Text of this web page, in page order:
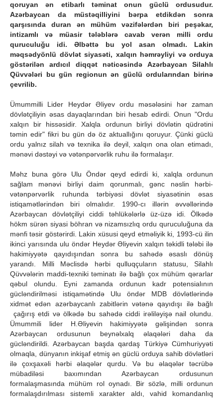
qoruyan ən etibarlı təminat onun güclü ordusudur.
Azərbaycan da müstəqilliyini bərpa etdikdən sonra
qarşısında duran ən mühüm vəzifələrdən biri peşəkar,
intizamlı və müasir tələblərə cavab verən milli ordu
quruculuğu idi. Əlbəttə bu yol asan olmadı. Lakin
məqsədyönlü dövlət siyasəti, xalqın həmrəyliyi və orduya
göstərilən ardıcıl diqqət nəticəsində Azərbaycan Silahlı
Qüvvələri bu gün regionun ən güclü ordularından birinə
çevrilib.
Ümummilli Lider Heydər Əliyev ordu məsələsini hər zaman
dövlətçiliyin əsas dayaqlarından biri hesab edirdi. Onun "Ordu
xalqın bir hissəsidir. Xalqla ordunun birliyi dövlətin qüdrətini
təmin edir" fikri bu gün də öz aktuallığını qoruyur. Çünki güclü
ordu yalnız silah və texnika ilə deyil, xalqın ona olan etimadı,
mənəvi dəstəyi və vətənpərvərlik ruhu ilə formalaşır.
Məhz buna görə Ulu Öndər qeyd edirdi ki, xalqla ordunun
sağlam mənəvi birliyi daim qorunmalı, gənc nəslin hərbi-
vətənpərvərlik ruhunda tərbiyəsi dövlət siyasətinin əsas
istiqamətlərindən biri olmalıdır. 1990-cı illərin əvvəllərində
Azərbaycan dövlətçiliyi ciddi təhlükələrlə üz-üzə idi. Ölkədə
hökm sürən siyasi böhran və nizamsızlıq ordu quruculuğuna da
mənfi təsir göstərirdi. Lakin xüsusi qeyd etməliyik ki, 1993-cü ilin
ikinci yarısında ulu öndər Heydər Əliyevin xalqın təkidli tələbi ilə
hakimiyyətə qayıdışından sonra bu sahədə əsaslı dönüş
yarandı. Milli Məclisdə hərbi qulluqçuların statusu, Silahlı
Qüvvələrin maddi-texniki təminatı ilə bağlı çox mühüm qərarlar
qəbul olundu. Eyni zamanda ordunun kadr potensialının
gücləndirilməsi istiqamətində Ulu öndər MDB dövlətlərində
xidmət edən azərbaycanlı zabitlərin vətənə qayıdışı ilə bağlı
çağırış etdi və ölkədə bu sahədə ciddi irəliləyişə nail olundu.
Ümummili lider H.Əliyevin hakimiyyətə gəlişindən sonra
Azərbaycan ordusunun beynəlxalq əlaqələri daha da
gücləndirildi. Azərbaycan başda qardaş Türkiyə Cümhuriyyəti
olmaqla, dünyanın inkişaf etmiş ən güclü orduya sahib dövlətləri
ilə çoxşaxəli hərbi əlaqələr qurdu. Və bu əlaqələr təcrübə
mübadiləsi baxımından Azərbaycan ordusunun
formalaşmasında mühüm rol oynadı. Bir sözlə, milli ordunun
formalaşdırılması sistemli xarakter aldı, vahid komandanlıq